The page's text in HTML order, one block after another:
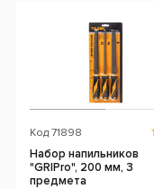
Код 71898
Набор напильников
"GRIPro", 200 мм, 3
предмета